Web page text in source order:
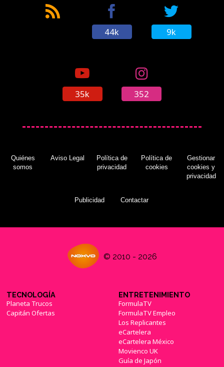
44k 9k
35k 352
Quiénes
somos
Aviso Legal
Política de
privacidad
Política de
cookies
Gestionar
cookies y
privacidad
Publicidad Contactar
© 2010 - 2026
TECNOLOGÍA
Planeta Trucos
Capitán Ofertas
ENTRETENIMIENTO
FormulaTV
FormulaTV Empleo
Los Replicantes
eCartelera
eCartelera México
Movienco UK
Guía de Japón